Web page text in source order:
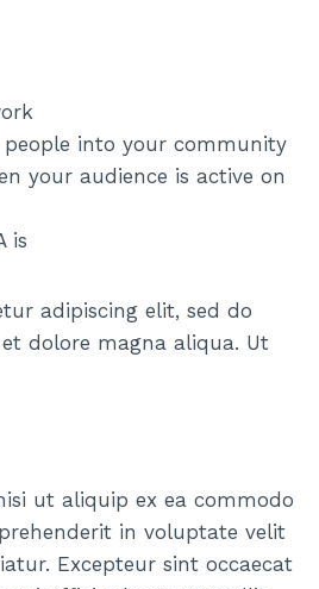
people into your community
your audience is active on
is
adipiscing elit, sed do
dolore magna aliqua. Ut
ut aliquip ex ea commodo
in voluptate velit
Excepteur sint occaecat